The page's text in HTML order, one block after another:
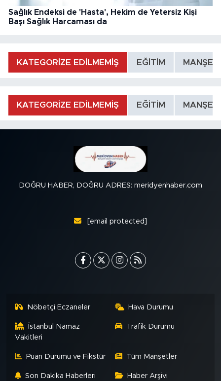
Sağlık Endeksi de 'Hasta', Hekim de Yetersiz Kişi
Başı Sağlık Harcaması da
KATEGORİZE EDİLMEMİŞ EĞİTİM MANŞET
KATEGORİZE EDİLMEMİŞ EĞİTİM MANŞET
DOĞRU HABER, DOĞRU ADRES: meridyenhaber.com
[email protected]
Nöbetçi Eczaneler Hava Durumu
İstanbul Namaz
Vakitleri
Trafik Durumu
Puan Durumu ve Fikstür Tüm Manşetler
Son Dakika Haberleri Haber Arşivi